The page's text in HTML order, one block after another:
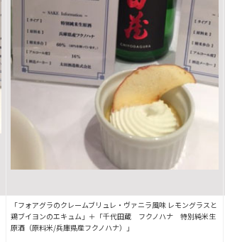
「フォアグラのクレームブリュレ・ヴァニラ風味 レモングラスと
鶏ブイヨンのエキュム」＋「千代田蔵 フクノハナ 特別純米生
原酒（原料米/兵庫県産フクノハナ）」